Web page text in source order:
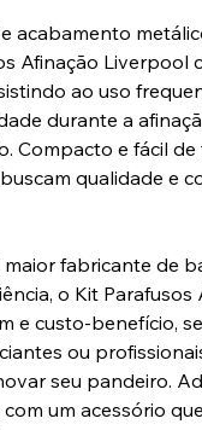
acabamento
Afinação Liverpool
ao uso
durante a
Compacto e fácil
qualidade e
fabricante de
o Kit
e custo-benefício,
ou
seu pandeiro.
um acessório